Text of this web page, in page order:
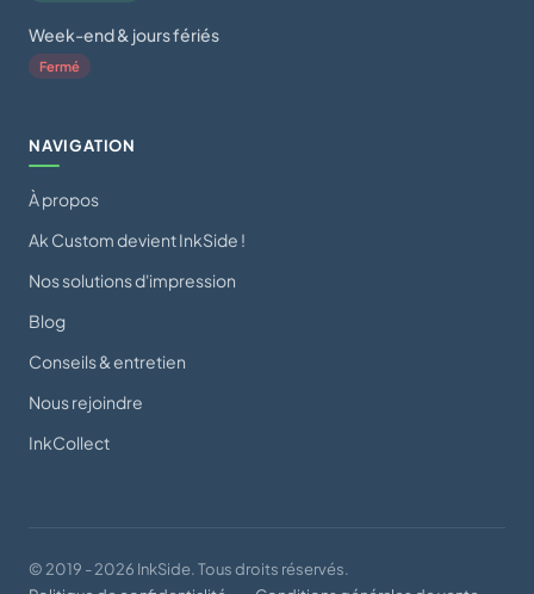
Week-end & jours fériés
Fermé
NAVIGATION
À propos
Ak Custom devient InkSide !
Nos solutions d'impression
Blog
Conseils & entretien
Nous rejoindre
InkCollect
© 2019 - 2026 InkSide. Tous droits réservés.